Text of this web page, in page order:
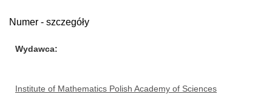
Numer - szczegóły
Wydawca
Institute of Mathematics Polish Academy of Sciences